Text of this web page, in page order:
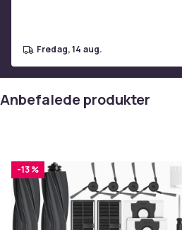
fredag, 14 aug.
Anbefalede produkter
-13 %